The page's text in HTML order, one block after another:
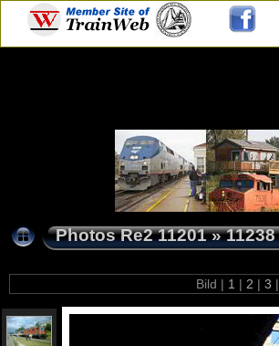
Photos Re2 11201»11238
Bild | 1 | 2 | 3 |